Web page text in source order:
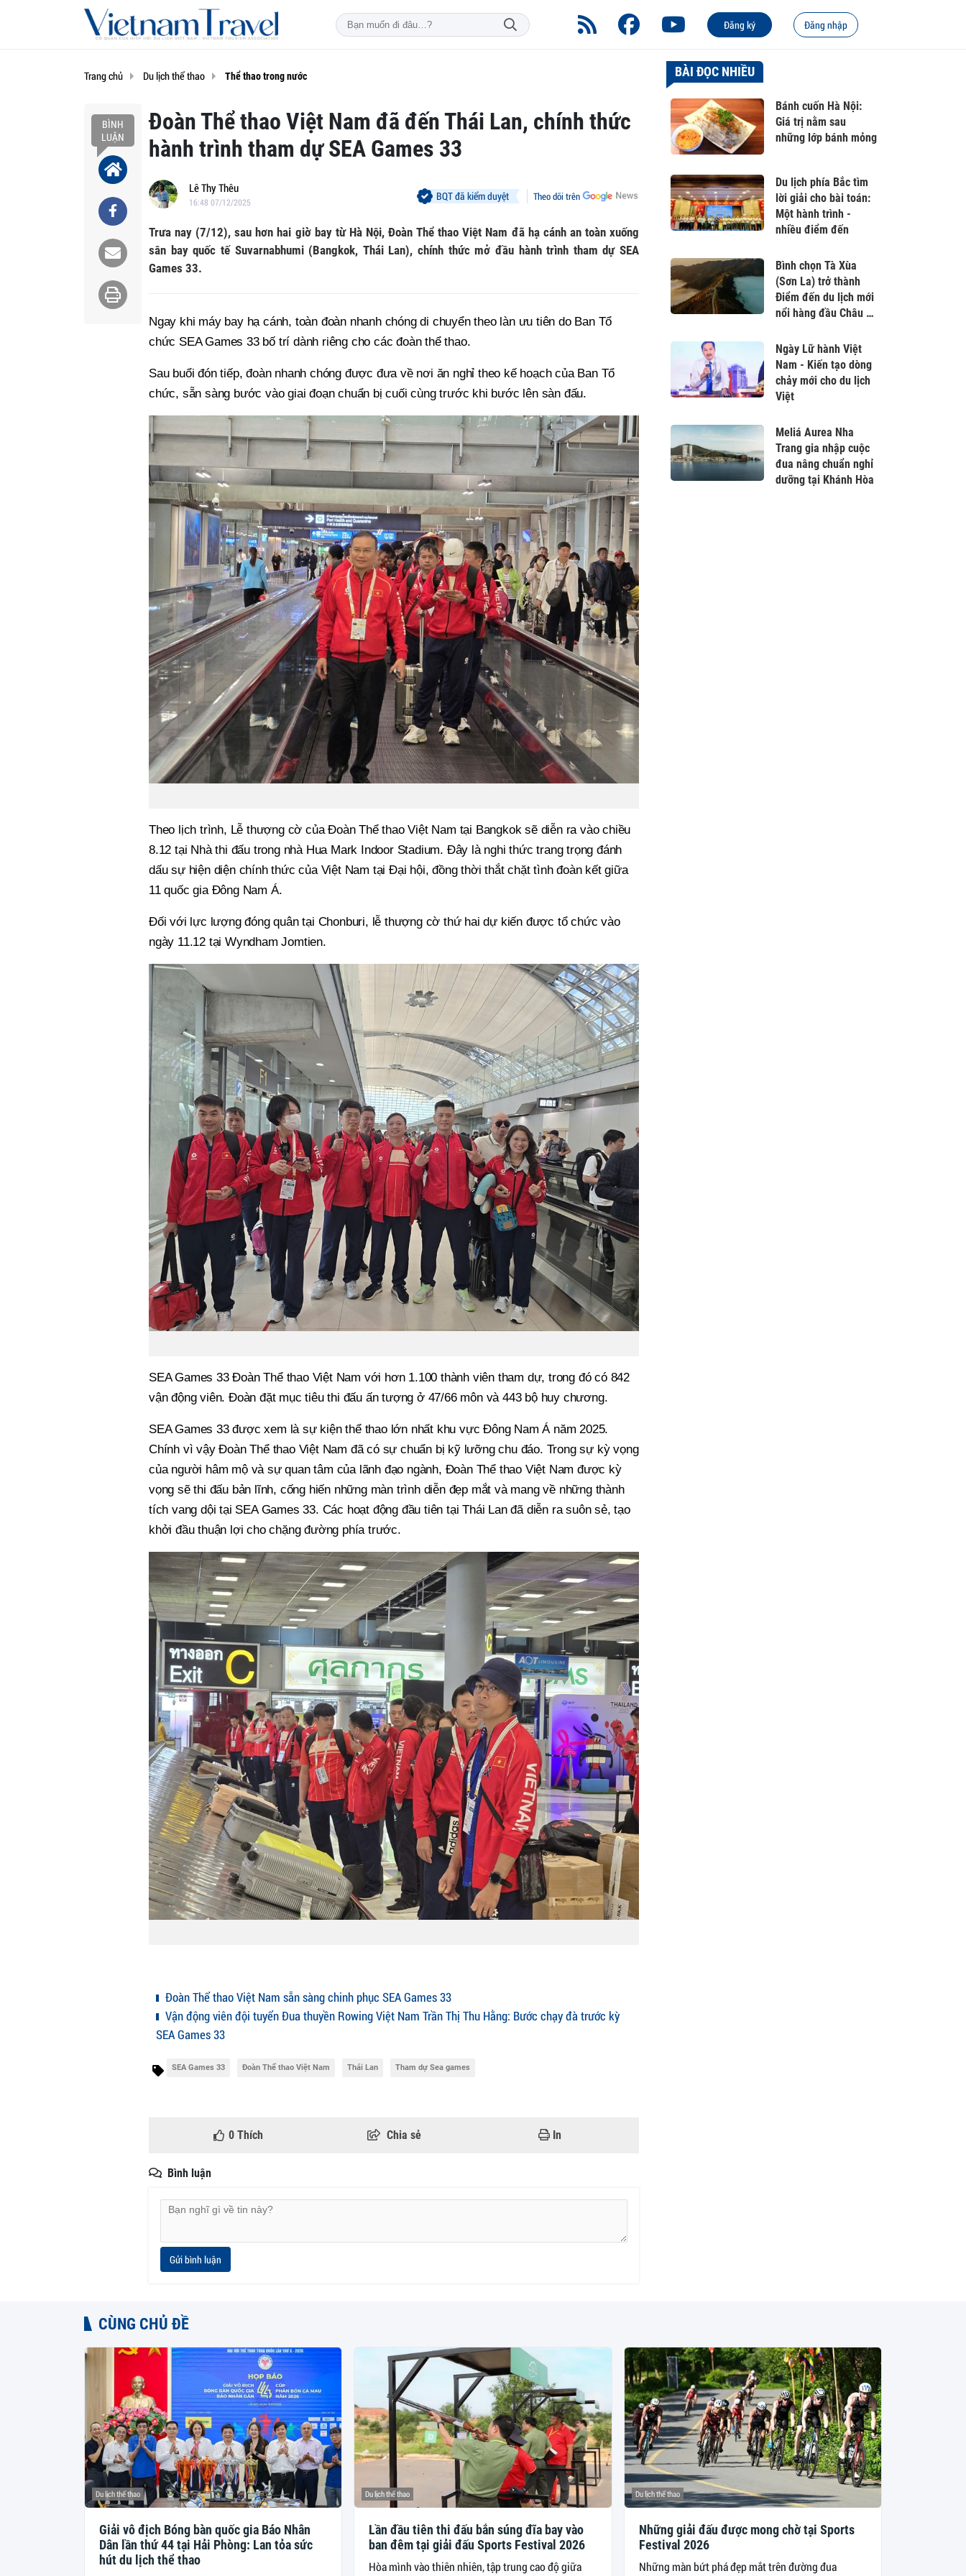
Đăng ký Đăng nhập
Trang chủ Du lịch thể thao Thể thao trong nước
BÌNH
LUẬN
Đoàn Thể thao Việt Nam đã đến Thái Lan, chính thức
hành trình tham dự SEA Games 33
Lê Thy Thêu
16:48 07/12/2025 Theo dõi trên
BQT đã kiểm duyệt
Trưa nay (7/12), sau hơn hai giờ bay từ Hà Nội, Đoàn Thể thao Việt Nam đã hạ cánh an toàn xuống
sân bay quốc tế Suvarnabhumi (Bangkok, Thái Lan), chính thức mở đầu hành trình tham dự SEA
Games 33.
Ngay khi máy bay hạ cánh, toàn đoàn nhanh chóng di chuyển theo làn ưu tiên do Ban Tổ
chức SEA Games 33 bố trí dành riêng cho các đoàn thể thao.
Sau buổi đón tiếp, đoàn nhanh chóng được đưa về nơi ăn nghỉ theo kế hoạch của Ban Tổ
chức, sẵn sàng bước vào giai đoạn chuẩn bị cuối cùng trước khi bước lên sàn đấu.
Theo lịch trình, Lễ thượng cờ của Đoàn Thể thao Việt Nam tại Bangkok sẽ diễn ra vào chiều
8.12 tại Nhà thi đấu trong nhà Hua Mark Indoor Stadium. Đây là nghi thức trang trọng đánh
dấu sự hiện diện chính thức của Việt Nam tại Đại hội, đồng thời thắt chặt tình đoàn kết giữa
11 quốc gia Đông Nam Á.
Đối với lực lượng đóng quân tại Chonburi, lễ thượng cờ thứ hai dự kiến được tổ chức vào
ngày 11.12 tại Wyndham Jomtien.
SEA Games 33 Đoàn Thể thao Việt Nam với hơn 1.100 thành viên tham dự, trong đó có 842
vận động viên. Đoàn đặt mục tiêu thi đấu ấn tượng ở 47/66 môn và 443 bộ huy chương.
SEA Games 33 được xem là sự kiện thể thao lớn nhất khu vực Đông Nam Á năm 2025.
Chính vì vậy Đoàn Thể thao Việt Nam đã có sự chuẩn bị kỹ lưỡng chu đáo. Trong sự kỳ vọng
của người hâm mộ và sự quan tâm của lãnh đạo ngành, Đoàn Thể thao Việt Nam được kỳ
vọng sẽ thi đấu bản lĩnh, cống hiến những màn trình diễn đẹp mắt và mang về những thành
tích vang dội tại SEA Games 33. Các hoạt động đầu tiên tại Thái Lan đã diễn ra suôn sẻ, tạo
khởi đầu thuận lợi cho chặng đường phía trước.
Đoàn Thể thao Việt Nam sẵn sàng chinh phục SEA Games 33
Vận động viên đội tuyển Đua thuyền Rowing Việt Nam Trần Thị Thu Hằng: Bước chạy đà trước kỳ
SEA Games 33
SEA Games 33 Đoàn Thể thao Việt Nam Thái Lan Tham dự Sea games
0Thích Chia sẻ In
Bình luận
Gửi bình luận
BÀI ĐỌC NHIỀU
Bánh cuốn Hà Nội:
Giá trị nằm sau
những lớp bánh mỏng
Du lịch phía Bắc tìm
lời giải cho bài toán:
Một hành trình -
nhiều điểm đến
Bình chọn Tà Xùa
(Sơn La) trở thành
Điểm đến du lịch mới
nổi hàng đầu Châu Á
Ngày Lữ hành Việt
Nam - Kiến tạo dòng
chảy mới cho du lịch
Việt
Meliá Aurea Nha
Trang gia nhập cuộc
đua nâng chuẩn nghỉ
dưỡng tại Khánh Hòa
CÙNG CHỦ ĐỀ
Du lịch thể thao
Giải vô địch Bóng bàn quốc gia Báo Nhân
Dân lần thứ 44 tại Hải Phòng: Lan tỏa sức
hút du lịch thể thao
Du lịch thể thao
Lần đầu tiên thi đấu bắn súng đĩa bay vào
ban đêm tại giải đấu Sports Festival 2026
Hòa mình vào thiên nhiên, tập trung cao độ giữa
Du lịch thể thao
Những giải đấu được mong chờ tại Sports
Festival 2026
Những màn bứt phá đẹp mắt trên đường đua